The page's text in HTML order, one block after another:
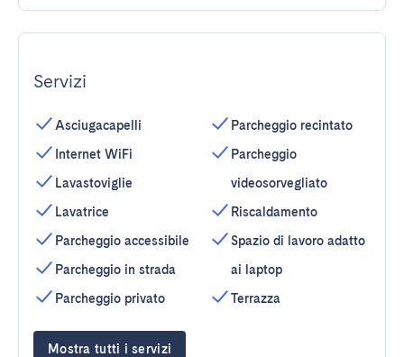
Servizi
Asciugacapelli
Internet WiFi
Lavastoviglie
Lavatrice
Parcheggio accessibile
Parcheggio in strada
Parcheggio privato
Parcheggio recintato
Parcheggio
videosorvegliato
Riscaldamento
Spazio di lavoro adatto
ai laptop
Terrazza
Mostra tutti i servizi